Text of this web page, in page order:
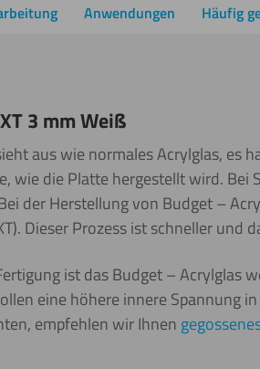
Anwendungen Häufig
3 mm Weiß
aus wie normales Acrylglas, es
wie die Platte hergestellt wird.
der Herstellung von Budget –
Dieser Prozess ist schneller und
ist das Budget – Acrylglas
eine höhere innere Spannung
empfehlen wir Ihnen